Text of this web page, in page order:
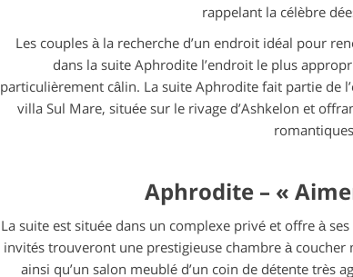
rappelant la célèbre
Les couples à la recherche d’un endroit idéal pour
dans la suite Aphrodite l’endroit le plus
particulièrement câlin. La suite Aphrodite fait partie de
villa Sul Mare, située sur le rivage d’Ashkelon et
Aphrodite – «
La suite est située dans un complexe privé et offre à
invités trouveront une prestigieuse chambre à
ainsi qu’un salon meublé d’un coin de détente très